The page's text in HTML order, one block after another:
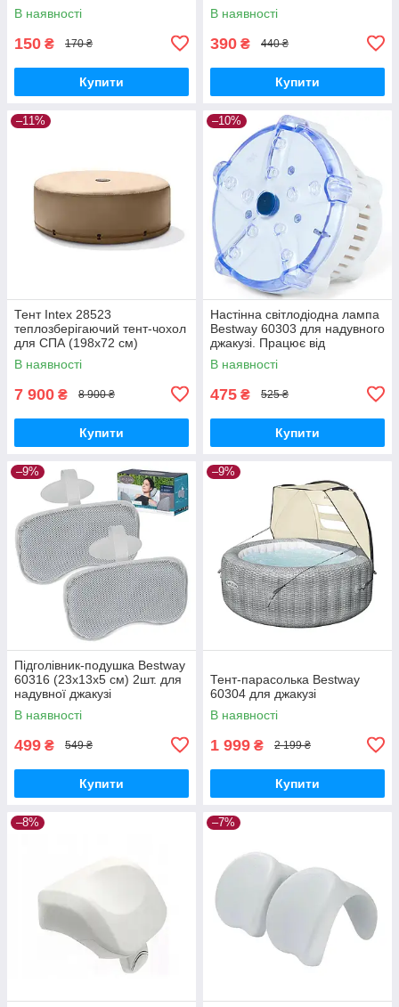
В наявності
150 ₴ 170 ₴
Купити
В наявності
390 ₴ 440 ₴
Купити
–11%
Тент Intex 28523
теплозберігаючий тент-чохол
для СПА (198х72 см)
В наявності
7 900 ₴ 8 900 ₴
Купити
–10%
Настінна світлодіодна лампа
Bestway 60303 для надувного
джакузі. Працює від
батарейок 3 шт. «ААА»
В наявності
475 ₴ 525 ₴
Купити
–9%
Підголівник-подушка Bestway
60316 (23х13х5 см) 2шт. для
надувної джакузі
В наявності
499 ₴ 549 ₴
Купити
–9%
Тент-парасолька Bestway
60304 для джакузі
В наявності
1 999 ₴ 2 199 ₴
Купити
–8% –7%